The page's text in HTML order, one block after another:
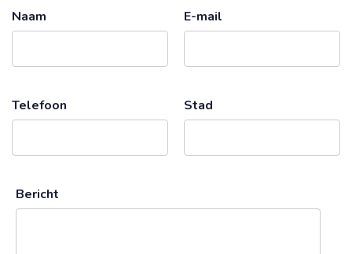
Naam E-mail
Telefoon Stad
Bericht